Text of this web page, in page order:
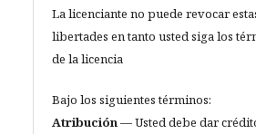
La licenciante no puede revocar
libertades en tanto usted siga los
de la licencia
Bajo los siguientes términos:
Atribución— Usted debe dar